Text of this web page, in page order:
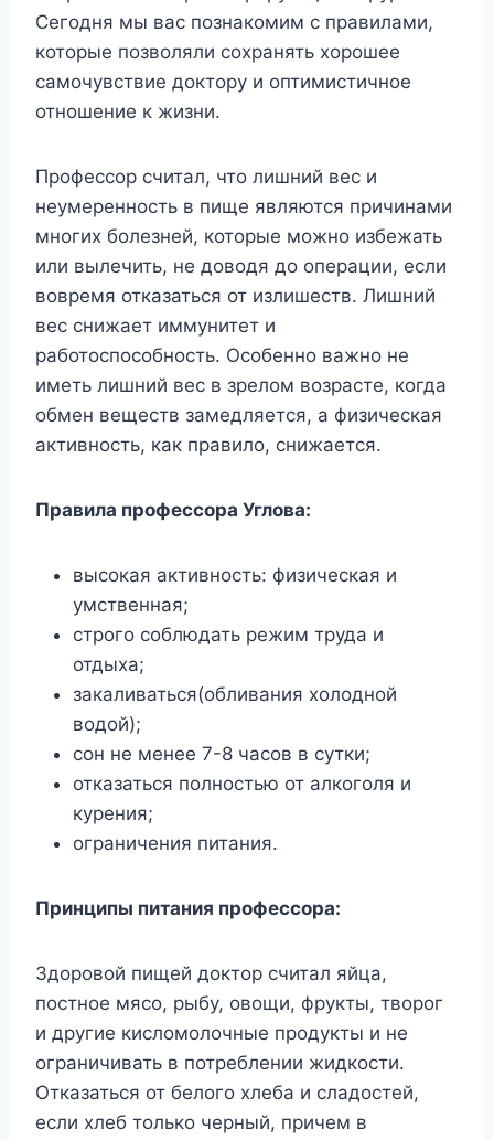
Сегодня мы вас познакомим с правилами,
которые позволяли сохранять хорошее
самочувствие доктору и оптимистичное
отношение к жизни.
Профессор считал, что лишний вес и
неумеренность в пище являются причинами
многих болезней, которые можно избежать
или вылечить, не доводя до операции, если
вовремя отказаться от излишеств. Лишний
вес снижает иммунитет и
работоспособность. Особенно важно не
иметь лишний вес в зрелом возрасте, когда
обмен веществ замедляется, а физическая
активность, как правило, снижается.
Правила профессора Углова:
высокая активность: физическая и
умственная;
строго соблюдать режим труда и
отдыха;
закаливаться(обливания холодной
водой);
сон не менее 7-8 часов в сутки;
отказаться полностью от алкоголя и
курения;
ограничения питания.
Принципы питания профессора:
Здоровой пищей доктор считал яйца,
постное мясо, рыбу, овощи, фрукты, творог
и другие кисломолочные продукты и не
ограничивать в потреблении жидкости.
Отказаться от белого хлеба и сладостей,
если хлеб только черный, причем в